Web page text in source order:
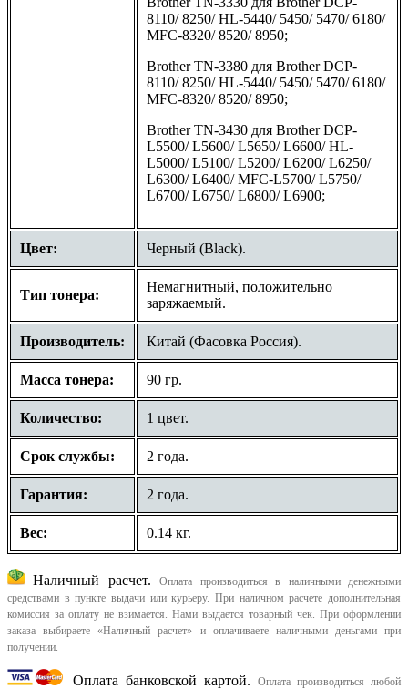
8110/ 8250/ HL-5440/ 5450/ 5470/ 6180/
MFC-8320/ 8520/ 8950;
Brother TN-3380 для Brother DCP-
8110/ 8250/ HL-5440/ 5450/ 5470/ 6180/
MFC-8320/ 8520/ 8950;
Brother TN-3430 для Brother DCP-
L5500/ L5600/ L5650/ L6600/ HL-
L5000/ L5100/ L5200/ L6200/ L6250/
L6300/ L6400/ MFC-L5700/ L5750/
L6700/ L6750/ L6800/ L6900;
Цвет: Черный (Black).
Тип тонера:
Немагнитный, положительно
заряжаемый.
Производитель: Китай (Фасовка Россия).
Масса тонера: 90 гр.
Количество: 1 цвет.
Срок службы: 2 года.
Гарантия: 2 года.
Вес: 0.14 кг.
Наличный расчет.
Оплата производиться в наличными денежными
средствами в пункте выдачи или курьеру. При наличном расчете дополнительная
комиссия за оплату не взимается. Нами выдается товарный чек. При оформлении
заказа выбираете «Наличный расчет» и оплачиваете наличными деньгами при
получении.
Оплата банковской картой.
Оплата производиться любой